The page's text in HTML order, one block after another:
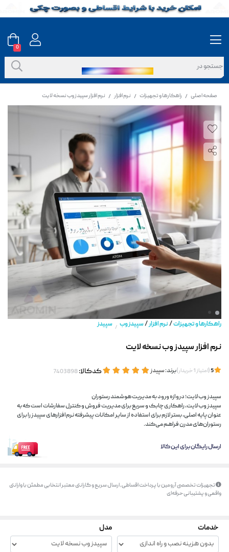
صفحه اصلی / راهکارها و تجهیزات / نرم افزار / نرم افزار سپیدز وب نسخه لایت
راهکارها و تجهیزات/نرم افزار/سپیدز وب / سپیدز
نرم افزار سپیدز وب نسخه لایت
(امتیاز1خریدار)برند:سپیدز کدکالا:
سپیدز وب لایت؛ دروازه ورود به مدیریت هوشمند رستوران
سپیدز وب لایت، راهکاری چابک و سریع برای مدیریت فروش و کنترل سفارشات است که به
عنوان پایه اصلی، بستر لازم برای استفاده از سایر امکانات پیشرفته نرم‌افزارهای سپیدز را برای
رستوران‌های مدرن فراهم می‌کند.
ارسال رایگان برای این کالا
تجهیزات تخصصی آرومین با پرداخت اقساطی، ارسال سریع و گارانتی معتبر انتخابی مطمئن با وارانتی
واقعی و پشتیبانی حرفه‌ای
خدمات مدل
0